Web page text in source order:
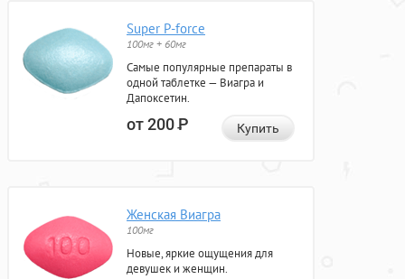
Super P-force
100мг + 60мг
Самые популярные препараты в
одной таблетке — Виагра и
Дапоксетин.
от 200Р Купить
Женская Виагра
100мг
Новые, яркие ощущения для
девушек и женщин.